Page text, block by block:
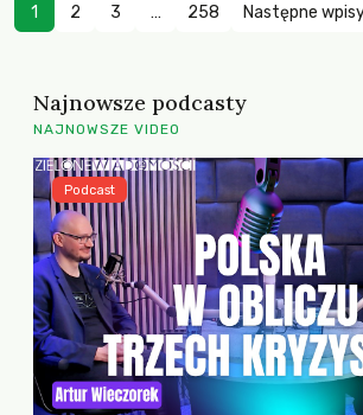
1 2 3 … 258 Następne
Najnowsze podcasty
NAJNOWSZE VIDEO
Podcast